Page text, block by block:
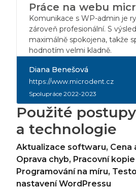
Práce na webu
Komunikace s WP-admin je
zároveň profesionální. S
maximálně spokojena, takže
hodnotím velmi kladně.
Diana Benešová
https://www.microdent.cz
Spolupráce 2022-2023
Použité
a technologie
Aktualizace softwaru, Cena
Oprava chyb, Pracovní
Programování na míru,
nastavení WordPressu